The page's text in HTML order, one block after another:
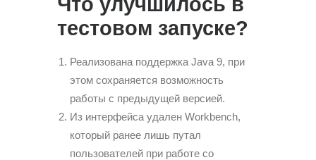
тестовом запуске?
Реализована поддержка Java 9, при
этом сохраняется возможность
работы с предыдущей версией.
Из интерфейса удален Workbench,
который ранее лишь путал
пользователей при работе со